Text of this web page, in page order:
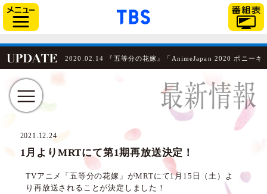
「TBSテレビ」トップ
2020.02.14 『五等分の花嫁』「AnimeJapan 2020 ポニーキ
2021.12.24
1月よりMRTにて第1期再放送決定！
TVアニメ「五等分の花嫁」がMRTにて1月15日（土）よ
り再放送されることが決定しました！